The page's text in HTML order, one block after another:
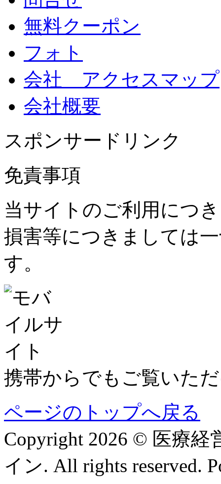
無料クーポン
フォト
会社 アクセスマップ
会社概要
スポンサードリンク
免責事項
当サイトのご利用につ
損害等につきましては
す。
携帯からでもご覧いた
ページのトップへ戻る
Copyright 2026 © 医療
イン. All rights reserved.